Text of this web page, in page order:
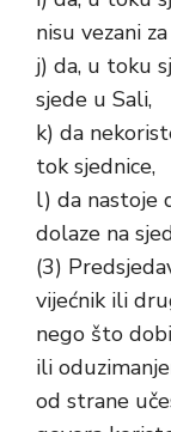
nisu vezani
j) da, u toku
sjede u Sali,
k) da
tok sjednice,
l) da nastoje
dolaze na
(3)
vijećnik ili
nego što
ili
od strane